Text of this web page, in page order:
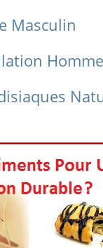
Masculin
Homme